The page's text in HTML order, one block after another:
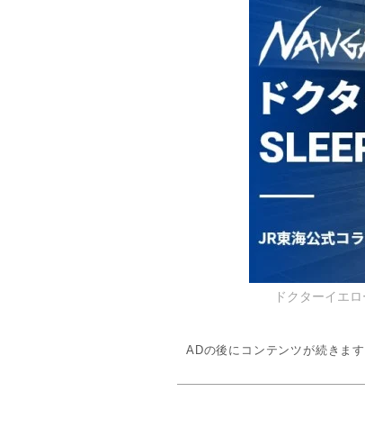
ドクターイエ
ADの後にコンテンツが続きます